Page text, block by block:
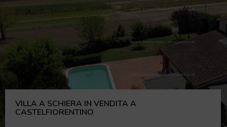
VILLA A SCHIERA IN VENDITA A
CASTELFIORENTINO